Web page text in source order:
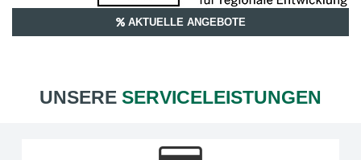
AKTUELLE ANGEBOTE
UNSERE SERVICELEISTUNGEN